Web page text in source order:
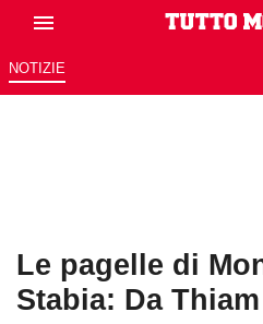
NOTIZIE
Le pagelle di
Stabia: Da